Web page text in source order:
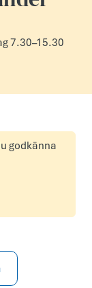
7.30–15.30
godkänna